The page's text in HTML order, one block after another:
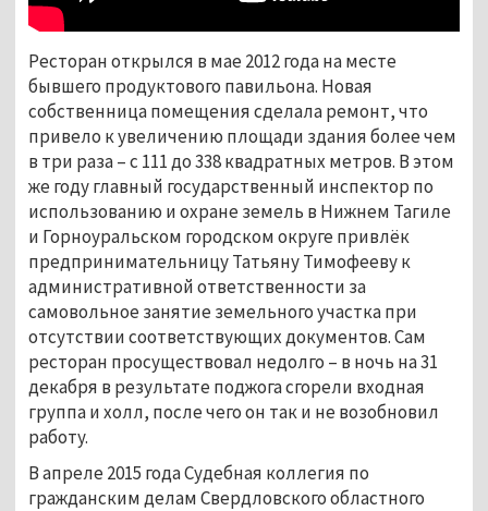
Ресторан открылся в мае 2012 года на месте
бывшего продуктового павильона. Новая
собственница помещения сделала ремонт, что
привело к увеличению площади здания более чем
в три раза – с 111 до 338 квадратных метров. В этом
же году главный государственный инспектор по
использованию и охране земель в Нижнем Тагиле
и Горноуральском городском округе привлёк
предпринимательницу Татьяну Тимофееву к
административной ответственности за
самовольное занятие земельного участка при
отсутствии соответствующих документов. Сам
ресторан просуществовал недолго – в ночь на 31
декабря в результате поджога сгорели входная
группа и холл, после чего он так и не возобновил
работу.
В апреле 2015 года Судебная коллегия по
гражданским делам Свердловского областного